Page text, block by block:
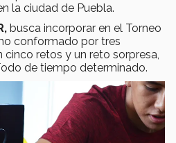
la ciudad de Puebla.
busca incorporar en el Torneo
conformado por tres
retos y un reto sorpresa,
de tiempo determinado.